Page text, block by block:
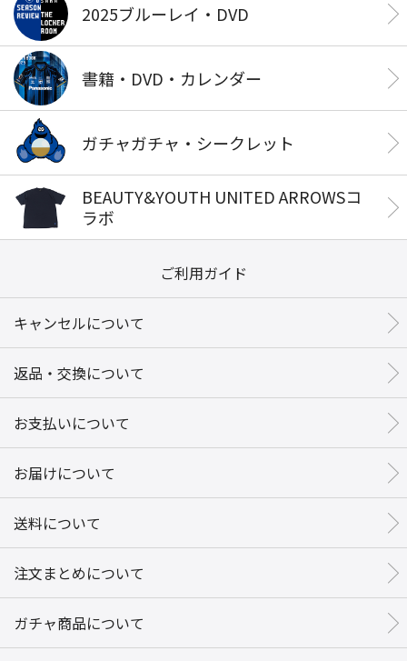
2025ブルーレイ・DVD
書籍・DVD・カレンダー
ガチャガチャ・シークレット
BEAUTY&YOUTH UNITED ARROWSコ
ラボ
ご利用ガイド
キャンセルについて
返品・交換について
お支払いについて
お届けについて
送料について
注文まとめについて
ガチャ商品について